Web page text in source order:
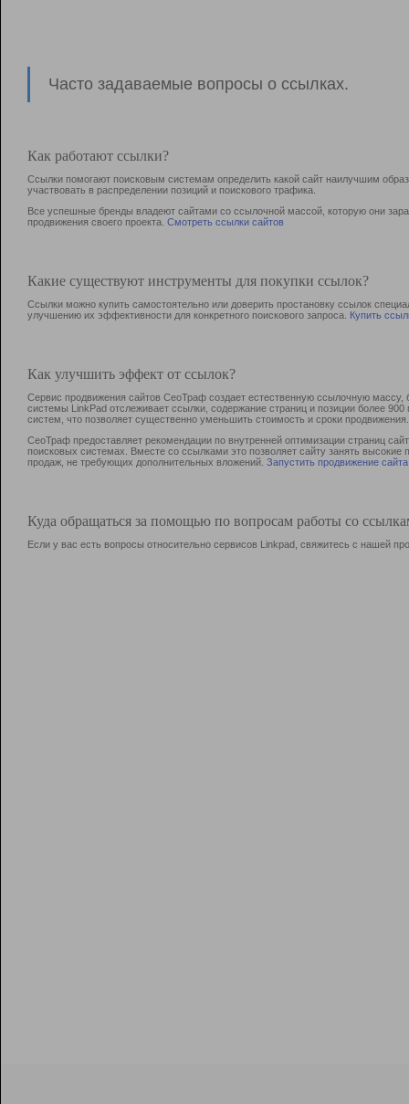
Часто задаваемые вопросы о ссылках.
Как работают ссылки?
Ссылки помогают поисковым системам определить какой сайт наилучшим
участвовать в раcпределении позиций и поискового трафика.
Все успешные бренды владеют сайтами со ссылочной массой, которую они
продвижения своего проекта. Смотреть ссылки сайтов
Какие существуют инструменты для покупки ссылок?
Ссылки можно купить самостоятельно или доверить простановку ссылок
улучшению их эффективности для конкретного поискового запроса. Купить
Как улучшить эффект от ссылок?
Сервис продвижения сайтов СеоТраф создает естественную ссылочную
системы LinkPad отслеживает ссылки, содержание страниц и позиции более
систем, что позволяет существенно уменьшить стоимость и сроки продвижения.
СеоТраф предоставляет рекомендации по внутренней оптимизации страниц
поисковых системах. Вместе со ссылками это позволяет сайту занять
продаж, не требующих дополнительных вложений. Запустить продвижение сайта
Куда обращаться за помощью по вопросам работы со
Если у вас есть вопросы относительно сервисов Linkpad, свяжитесь с нашей